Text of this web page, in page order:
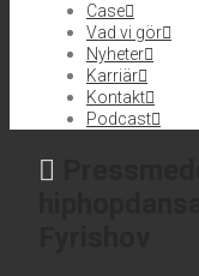
Case
Vad vi gör
Nyheter
Karriär
Kontakt
Podcast